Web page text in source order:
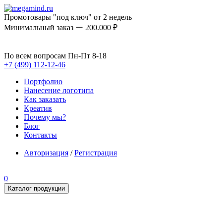
Промотовары "под ключ" от 2 недель
Минимальный заказ ー 200.000 ₽
По всем вопросам Пн-Пт 8-18
+7 (499) 112-12-46
Портфолио
Нанесение логотипа
Как заказать
Креатив
Почему мы?
Блог
Контакты
Авторизация /Регистрация
0
Каталог продукции